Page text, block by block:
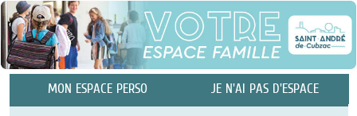
MON ESPACE PERSO JE N'AI PAS D'ESPACE
Panneau de gestion des cookies